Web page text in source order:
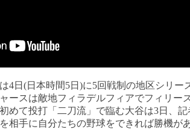
4日(日本時間5日)に5回戦制の地区シリー
ースは敵地フィラデルフィアでフィリー
めて投打「二刀流」で臨む大谷は3日、
相手に自分たちの野球をできれば勝機が